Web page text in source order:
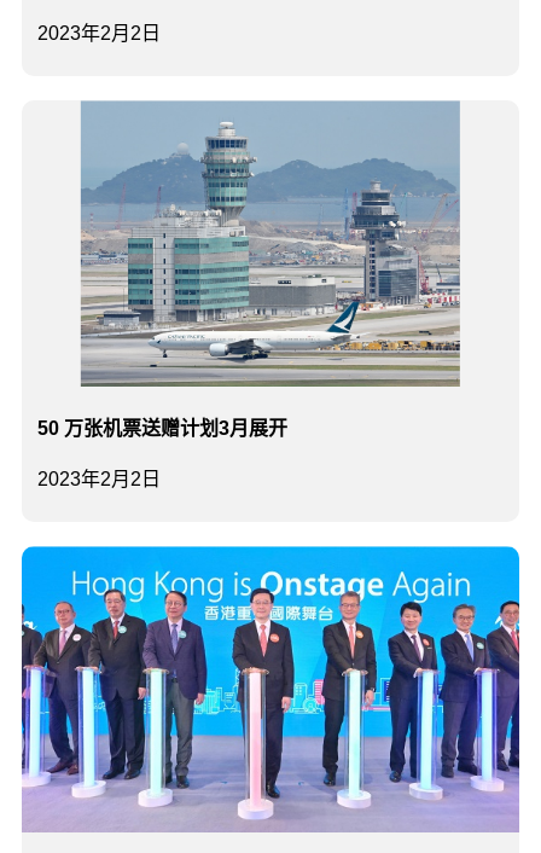
2023年2月2日
2023年2月2日
50 万张机票送赠计划3月展开